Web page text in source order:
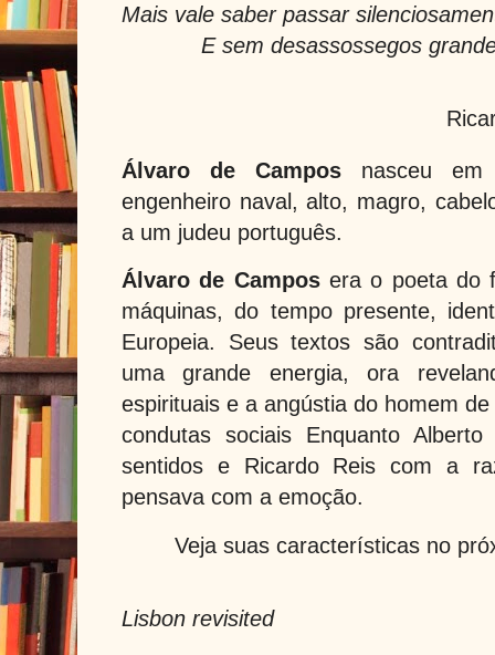
Mais vale saber passar
E sem desassossegos
Álvaro de Campos nasceu em
engenheiro naval, alto, magro,
a um judeu português.
Álvaro de Camposera o poeta do
máquinas, do tempo presente,
Europeia. Seus textos são
uma grande energia, ora
espirituais e a angústia do homem
condutas sociais Enquanto
sentidos e Ricardo Reis com a
pensava com a emoção.
Veja suas características no
Lisbon revisited